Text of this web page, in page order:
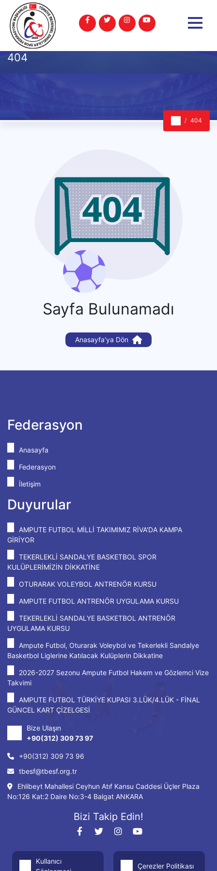
404
404
Sayfa Bulunamadı
Anasayfa'ya Dön
Federasyon
Anasayfa
Federasyon
İletişim
Duyurular
AMPUTE FUTBOL MİLLİ TAKIMIMIZ RİVA'DA KAMPA
GİRİYOR
TEKERLEKLİ SANDALYE BASKETBOL SPOR
KULÜPLERİMİZİN DİKKATİNE
OTURARAK VOLEYBOL ANTRENÖR KURSU
AMPUTE FUTBOL ANTRENÖR UYGULAMA KURSU
TEKERLEKLİ SANDALYE BASKETBOL ANTRENÖR
UYGULAMA KURSU
Ampute Futbol, Oturarak Voleybol ve Tekerlekli Sandalye
Basketbol Liglerine Katılacak Kulüplerin Dikkatine
2026-2027 Sezonu Ampute Futbol Hakem ve Gözlemci Vize
Takvimi
AMPUTE FUTBOL TÜRKİYE KUPASI 3.LÜK/4.LÜK - FİNAL
GÜNCEL KART ÇİZELGESİ
Bize Ulaşın
+90(312) 309 73 97
+90(312) 309 73 96
tbesf@tbesf.org.tr
Ehlibeyt Mahallesi Ceyhun Atıf Kansu Caddesi Üçler Plaza
No:126 Kat:2 Daire No:3-4 Balgat ANKARA
Bizi Takip Edin!
Kullanıcı
Çerezler Politikası